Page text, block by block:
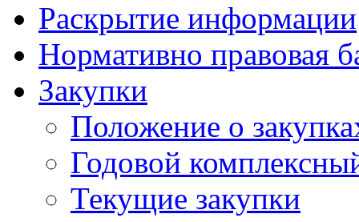
Раскрытие информации
Нормативно правовая
Закупки
Положение о
Годовой
Текущие закупки